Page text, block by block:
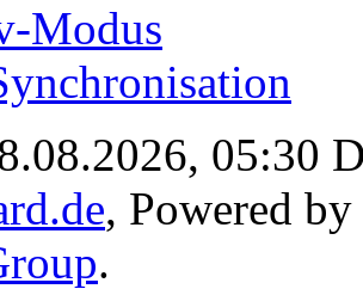
Modus
05:30
, Powered by
.